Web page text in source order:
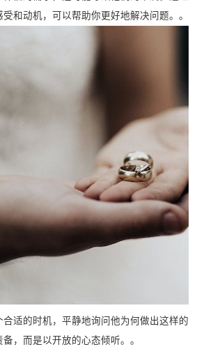
和动机，可以帮助你更好地解决问题。。
适的时机，平静地询问他为何做出这样的
，而是以开放的心态倾听。。